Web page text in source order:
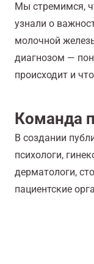
Мы стремимся,
узнали о
молочной
диагнозом —
происходит и
Команда
В создании
психологи,
дерматологи,
пациентские